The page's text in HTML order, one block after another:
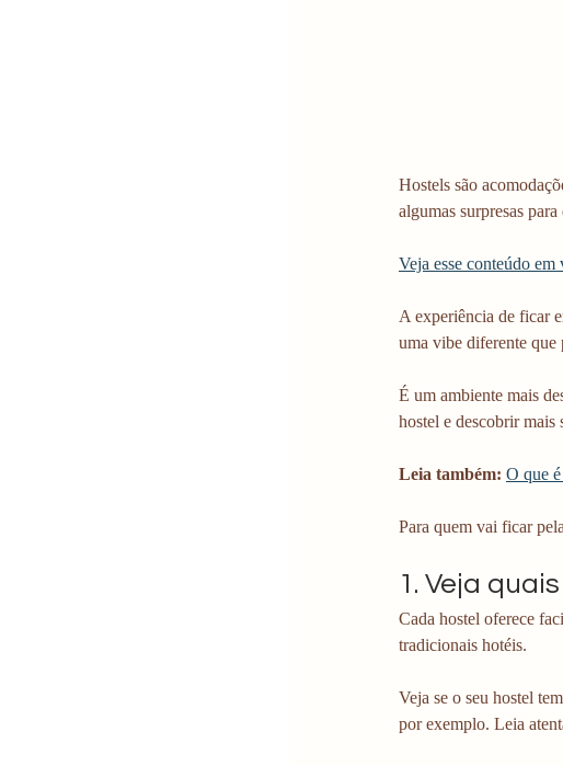
Hostels são
algumas surpresas
Veja esse conteúdo em
A experiência de ficar
uma vibe diferente que
É um ambiente mais
hostel e descobrir mais
Leia também: O que
Para quem vai ficar
1. Veja
Cada hostel oferece
tradicionais hotéis.
Veja se o seu hostel
por exemplo. Leia